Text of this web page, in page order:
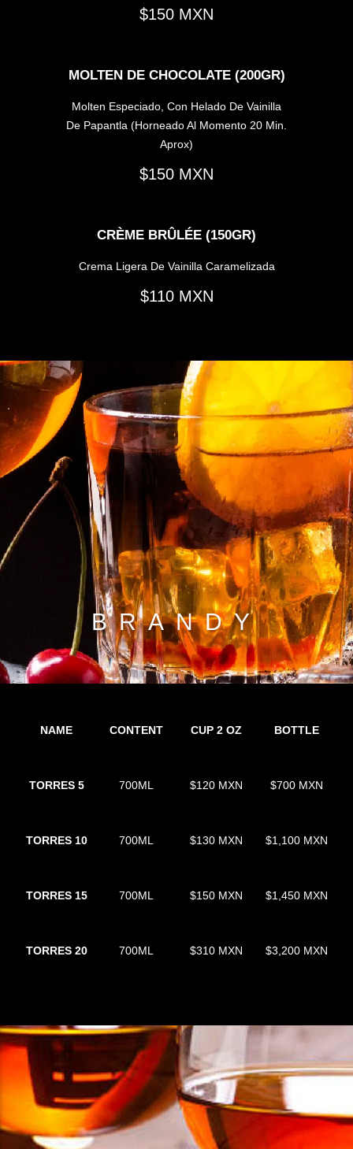
150
MOLTEN DE CHOCOLATE (200GR)
Molten Especiado, Con Helado De Vainilla
De Papantla (horneado Al Momento 20 Min.
Aprox)
150
CRÈME BRÛLÉE (150GR)
Crema Ligera De Vainilla Caramelizada
110
BRANDY
NAME CONTENT CUP 2 OZ BOTTLE
TORRES 5 700ML $120 MXN $700 MXN
TORRES 10 700ML $130 MXN $1,100 MXN
TORRES 15 700ML $150 MXN $1,450 MXN
TORRES 20 700ML $310 MXN $3,200 MXN